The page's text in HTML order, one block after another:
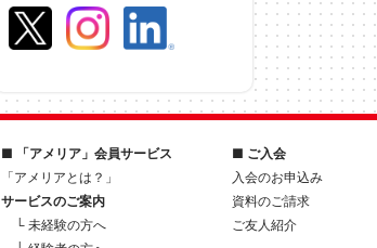
■ 「アメリア」会員サービス
「アメリアとは？」
サービスのご案内
└ 未経験の方へ
■ ご入会
入会のお申込み
資料のご請求
ご友人紹介